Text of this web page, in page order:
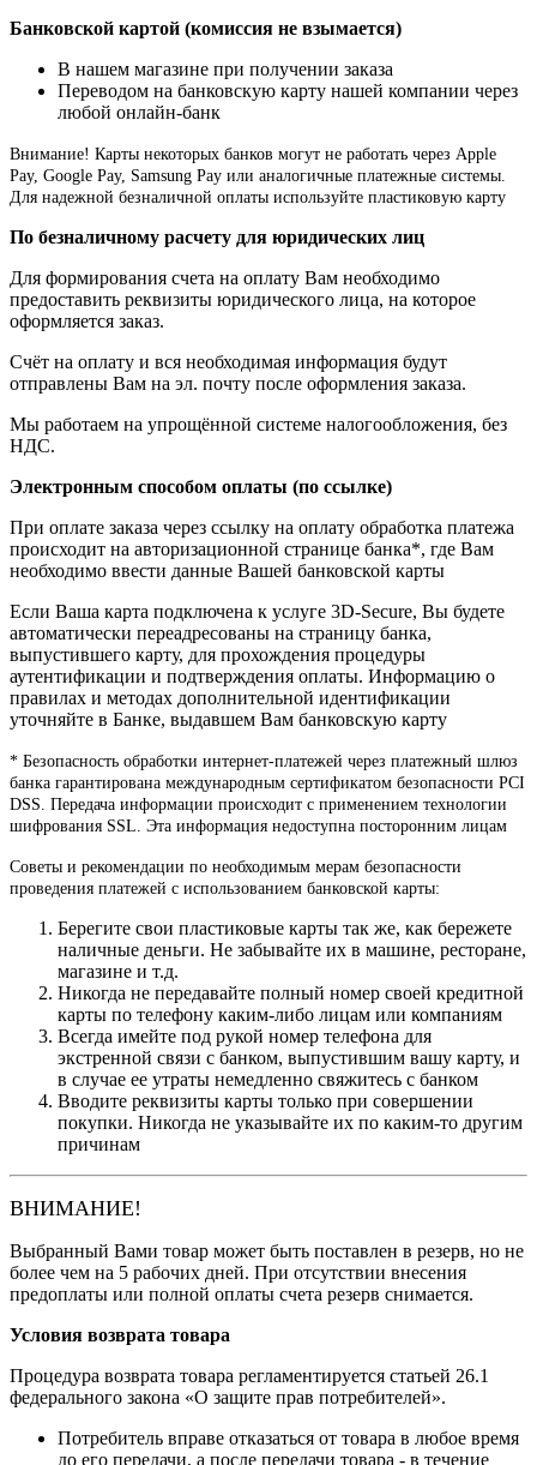
Банковской картой (комиссия не взымается)
В нашем магазине при получении заказа
Переводом на банковскую карту нашей компании через
любой онлайн-банк
Внимание! Карты некоторых банков могут не работать через Apple
Pay, Google Pay, Samsung Pay или аналогичные платежные системы.
Для надежной безналичной оплаты используйте пластиковую карту
По безналичному расчету для юридических лиц
Для формирования счета на оплату Вам необходимо
предоставить реквизиты юридического лица, на которое
оформляется заказ.
Счёт на оплату и вся необходимая информация будут
отправлены Вам на эл. почту после оформления заказа.
Мы работаем на упрощённой системе налогообложения, без
НДС.
Электронным способом оплаты (по ссылке)
При оплате заказа через ссылку на оплату обработка платежа
происходит на авторизационной странице банка*, где Вам
необходимо ввести данные Вашей банковской карты
Если Ваша карта подключена к услуге 3D-Secure, Вы будете
автоматически переадресованы на страницу банка,
выпустившего карту, для прохождения процедуры
аутентификации и подтверждения оплаты. Информацию о
правилах и методах дополнительной идентификации
уточняйте в Банке, выдавшем Вам банковскую карту
* Безопасность обработки интернет-платежей через платежный шлюз
банка гарантирована международным сертификатом безопасности PCI
DSS. Передача информации происходит с применением технологии
шифрования SSL. Эта информация недоступна посторонним лицам
Советы и рекомендации по необходимым мерам безопасности
проведения платежей с использованием банковской карты:
Берегите свои пластиковые карты так же, как бережете
наличные деньги. Не забывайте их в машине, ресторане,
магазине и т.д.
Никогда не передавайте полный номер своей кредитной
карты по телефону каким-либо лицам или компаниям
Всегда имейте под рукой номер телефона для
экстренной связи с банком, выпустившим вашу карту, и
в случае ее утраты немедленно свяжитесь с банком
Вводите реквизиты карты только при совершении
покупки. Никогда не указывайте их по каким-то другим
причинам
ВНИМАНИЕ!
Выбранный Вами товар может быть поставлен в резерв, но не
более чем на 5 рабочих дней. При отсутствии внесения
предоплаты или полной оплаты счета резерв снимается.
Условия возврата товара
Процедура возврата товара регламентируется статьей 26.1
федерального закона «О защите прав потребителей».
Потребитель вправе отказаться от товара в любое время
до его передачи, а после передачи товара - в течение